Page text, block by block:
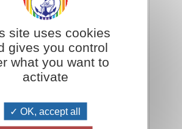
ses disciples deviennent aussi des
site uses cookies
gives you control
what you want to
activate
OK, accept all